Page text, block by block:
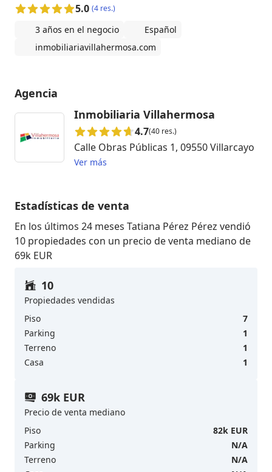
5.0 (4 res.)
3 años en el negocio
Español
inmobiliariavillahermosa.com
Agencia
Inmobiliaria Villahermosa
4.7(40 res.)
Calle Obras Públicas 1, 09550 Villarcayo
Ver más
Estadísticas de venta
En los últimos 24 meses Tatiana Pérez Pérez vendió
10 propiedades con un precio de venta mediano de
69k EUR
10
Propiedades vendidas
Piso
7
Parking
1
Terreno
1
Casa
1
69k EUR
Precio de venta mediano
Piso
82k EUR
Parking
N/A
Terreno
N/A